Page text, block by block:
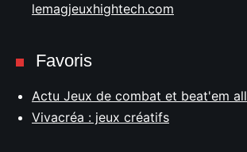
lemagjeuxhightech.com
Favoris
Actu Jeux de combat et beat'em all
Vivacréa : jeux créatifs